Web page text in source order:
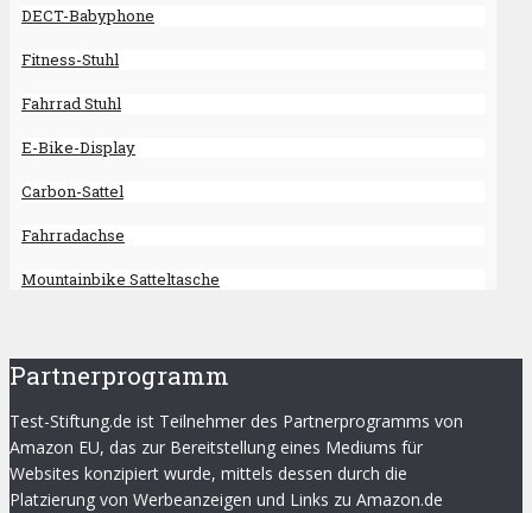
DECT-Babyphone
Fitness-Stuhl
Fahrrad Stuhl
E-Bike-Display
Carbon-Sattel
Fahrradachse
Mountainbike Satteltasche
Partnerprogramm
Test-Stiftung.de ist Teilnehmer des Partnerprogramms von
Amazon EU, das zur Bereitstellung eines Mediums für
Websites konzipiert wurde, mittels dessen durch die
Platzierung von Werbeanzeigen und Links zu Amazon.de